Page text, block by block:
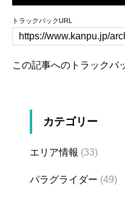
トラックバックURL
この記事へのトラックバ
カテゴリー
エリア情報 (33)
パラグライダー (49)